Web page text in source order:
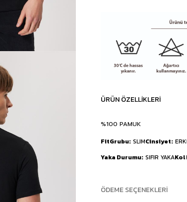
ÜRÜN ÖZELLIKLERI
%100 PAMUK
FitGrubu SLIMCinsiyet
Yaka Durumu SIFIR YAKAKol
ÖDEME SEÇENEKLERI